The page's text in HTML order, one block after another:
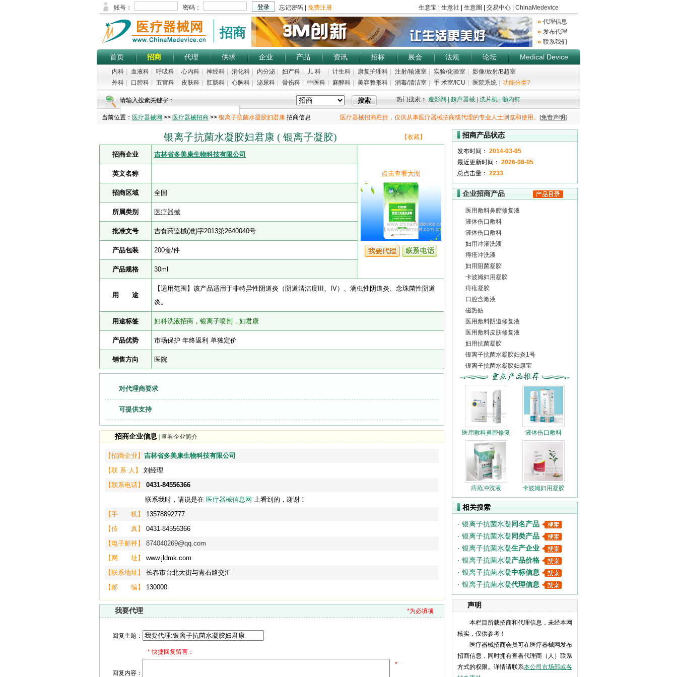
招商
代理信息
发布代理
联系我们
首页 招商 代理 供求 企业 产品 资讯 招标 展会 法规 论坛 Medical Device
内科 血液科 呼吸科 心内科 神经科 消化科 内分泌 妇产科 儿 科 计生科 康复护理科 注射/输液室 实验/化验室
影像/放射/B超室
外科
口腔科 五官科 皮肤科 肛肠科 心胸科 泌尿科 骨伤科 中医科 麻醉科 美容整形科 消毒/清洁室 手 术室/ICU 医院系统 功能分类?
请输入搜素关键字： 热门搜索： 造影剂 超声器械 洗片机 髓内钉
当前位置：医疗器械网>>医疗器械招商>>银离子抗菌水凝胶妇君康 招商信息 医疗器械招商栏目，仅供从事医疗器械招商或代理的专业人士浏览和使用。 [免责声明]
银离子抗菌水凝胶妇君康 ( 银离子凝胶) 【收藏】
招商企业 吉林省多美康生物科技有限公司
点击查看大图
英文名称
招商区域 全国
所属类别 医疗器械
批准文号 吉食药监械(准)字2013第2640040号
产品包装 200盒/件
产品规格 30ml
用 途
【适用范围】该产品适用于非特异性阴道炎（阴道清洁度III、IV）、滴虫性阴道炎、念珠菌性阴道
炎。
用途标签 妇科洗液招商，银离子喷剂，妇君康
产品优势 市场保护 年终返利 单独定价
销售方向 医院
对代理商要求
可提供支持
招商企业信息 查看企业简介
【招商企业】 吉林省多美康生物科技有限公司
【联 系 人】
刘经理
【联系电话】
0431-84556366
联系我时，请说是在 医疗器械信息网 上看到的，谢谢！
【手 机】
13578892777
【传 真】
0431-84556366
【电子邮件】
874040269@qq.com
【网 址】
www.jldmk.com
【联系地址】
长春市台北大街与青石路交汇
【邮 编】
130000
我要代理 *为必填项
回复主题：
*快捷回复留言：
回复内容：
*
招商产品状态
发布时间： 2014-03-05
最近更新时间： 2026-08-05
总点击量： 2233
企业招商产品
医用敷料鼻腔修复液
液体伤口敷料
液体伤口敷料
妇用冲灌洗液
痔疮冲洗液
妇用阻菌凝胶
卡波姆妇用凝胶
痔疮凝胶
口腔含漱液
磁热贴
医用敷料阴道修复液
医用敷料皮肤修复液
妇用抗菌凝胶
银离子抗菌水凝胶妇炎1号
银离子抗菌水凝胶妇康宝
银离子抗菌水凝胶妇君康
壳聚糖肛肠抗菌凝胶（敷料）
壳聚糖肛肠抗菌栓(敷料)
壳聚糖妇用抗菌栓(敷料)
壳聚糖肛肠抗菌凝胶
壳聚糖妇用抗菌栓(敷料)
壳聚糖肛肠抗菌栓(敷料)
银离子抗菌水凝胶妇康宝
磁热贴
高效单质银妇用抗菌洗液
高效单质银鼻炎抗菌喷剂
口腔含漱液
海水鼻腔喷雾器
医用妇科敷料凝胶
肛肠冲洗液
皮肤护理液
阴道填塞凝胶敷料
医用妇科敷料凝胶
海水鼻腔清洗液
卡波姆妇科敷料凝胶
医用退热贴
医用妇科凝胶
医用皮肤修复敷料
疤痕修复贴
医用敷料鼻腔修复 液体伤口敷料
痔疮冲洗液 卡波姆妇用凝胶
相关搜索
· 银离子抗菌水凝同名产品
· 银离子抗菌水凝同类产品
· 银离子抗菌水凝生产企业
· 银离子抗菌水凝产品价格
· 银离子抗菌水凝中标信息
· 银离子抗菌水凝代理信息
声明
本栏目所载招商和代理信息，未经本网
核实，仅供参考！
医疗器械招商会员可在医疗器械网发布
招商信息，同时拥有查看代理商（人）联系
方式的权限。详情请联系本公司市场部或各